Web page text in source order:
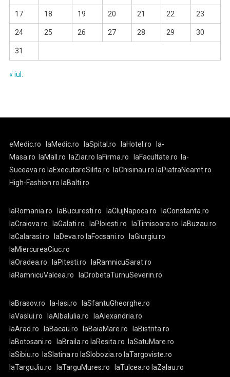
17 18 19 20 21 22 23
24 25 26 27 28 29 30
31
« iul.
eMedic.ro laMedic.ro laSpital.ro laHotel.ro
la-
Masa.ro
laMall.ro laZiar.ro laFirma.ro laFacultate.ro
la-
Suceava.ro laExecutareSilita.ro laChisinau.ro laPiatraNeamt.ro
High-Fashion.ro laBalti.ro
laRomania.ro laBucuresti.ro laClujNapoca.ro
laConstanta.ro
laCraiova.ro
laGalati.ro laPloiesti.ro laTimisoara.ro
laBuzau.ro
laCalarasi.ro
laDeva.ro laFocsani.ro
laGiurgiu.ro
laMiercureaCiuc.ro
laOradea.ro
laPitesti.ro
laRamnicuSarat.ro
laRamnicuValcea.ro
laDrobetaTurnuSeverin.ro
laBrasov.ro la-Iasi.ro
laSfantuGheorghe.ro
laVaslui.ro
laAlbaIulia.ro
laAlexandria.ro
laArad.ro
laBacau.ro laBaiaMare.ro
laBistrita.ro
laBotosani.ro
laBraila.ro laResita.ro
laSatuMare.ro
laSibiu.ro
laSlatina.ro laSlobozia.ro laTargoviste.ro
laTarguJiu.ro
laTarguMures.ro laTulcea.ro laZalau.ro